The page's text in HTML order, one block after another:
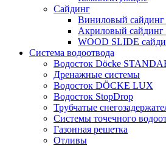
Сайдинг
Виниловый сайдинг
Акриловый сайдинг
WOOD SLIDE
Система водоотвода
Водосток Döcke
Дренажные системы
Водосток DÖCKE LUX
Водосток StopDrop
Трубчатые
Системы точечного
Газонная решетка
Отливы